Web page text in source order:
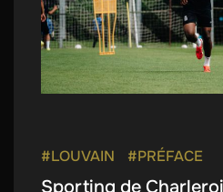
#LOUVAIN #PRÉFACE
Sporting de